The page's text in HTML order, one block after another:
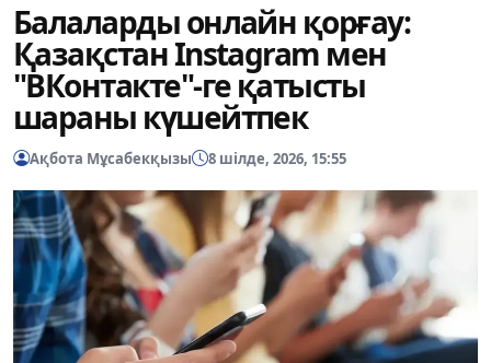
Балаларды онлайн қорғау:
Қазақстан Instagram мен
"ВКонтакте"-ге қатысты
шараны күшейтпек
Ақбота Мұсабекқызы 8 шілде, 2026, 15:55